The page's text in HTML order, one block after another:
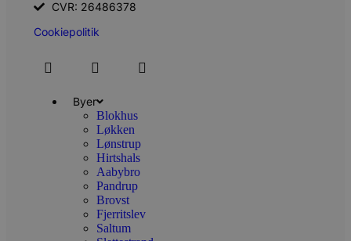
CVR: 26486378
Cookiepolitik
Byer
Blokhus
Løkken
Lønstrup
Hirtshals
Aabybro
Pandrup
Brovst
Fjerritslev
Saltum